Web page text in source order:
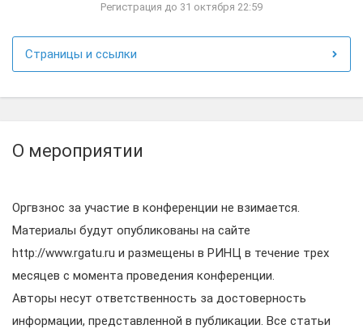
Регистрация до 31 октября 22:59
Страницы и ссылки
О мероприятии
Оргвзнос за участие в конференции не взимается.
Материалы будут опубликованы на сайте
http://www.rgatu.ru и размещены в РИНЦ в течение трех
месяцев с момента проведения конференции.
Авторы несут ответственность за достоверность
информации, представленной в публикации. Все статьи